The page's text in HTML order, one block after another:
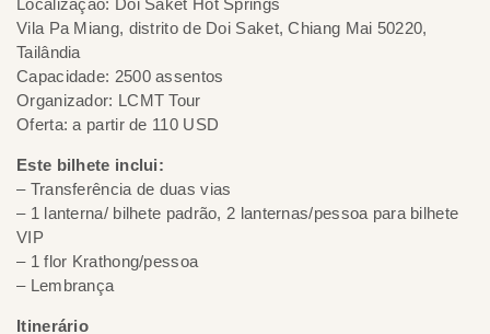
Localização: Doi Saket Hot Springs
Vila Pa Miang, distrito de Doi Saket, Chiang Mai 50220,
Tailândia
Capacidade: 2500 assentos
Organizador: LCMT Tour
Oferta: a partir de 110 USD
Este bilhete inclui:
– Transferência de duas vias
– 1 lanterna/ bilhete padrão, 2 lanternas/pessoa para bilhete
VIP
– 1 flor Krathong/pessoa
– Lembrança
Itinerário